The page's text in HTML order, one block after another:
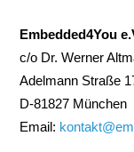
Embedded4You
c/o Dr. Werner
Adelmann Straße
D-81827 München
Email: